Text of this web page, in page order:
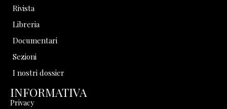
Rivista
Libreria
Documentari
Sezioni
I nostri dossier
INFORMATIVA
Privacy